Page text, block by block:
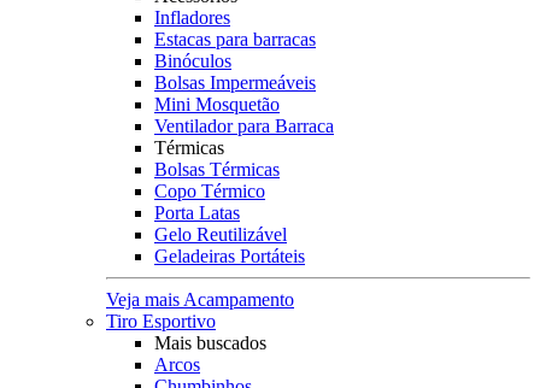
Infladores
Estacas para barracas
Binóculos
Bolsas Impermeáveis
Mini Mosquetão
Ventilador para Barraca
Térmicas
Bolsas Térmicas
Copo Térmico
Porta Latas
Gelo Reutilizável
Geladeiras Portáteis
Veja mais Acampamento
Tiro Esportivo
Mais buscados
Arcos